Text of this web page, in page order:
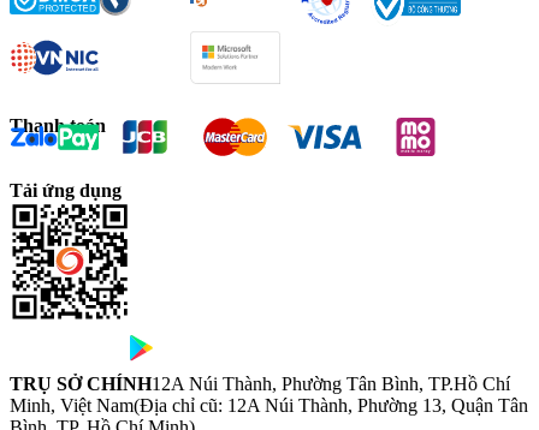
Thanh toán
Tải ứng dụng
TRỤ SỞ CHÍNH12A Núi Thành, Phường Tân Bình, TP.Hồ Chí
Minh, Việt Nam(Địa chỉ cũ: 12A Núi Thành, Phường 13, Quận Tân